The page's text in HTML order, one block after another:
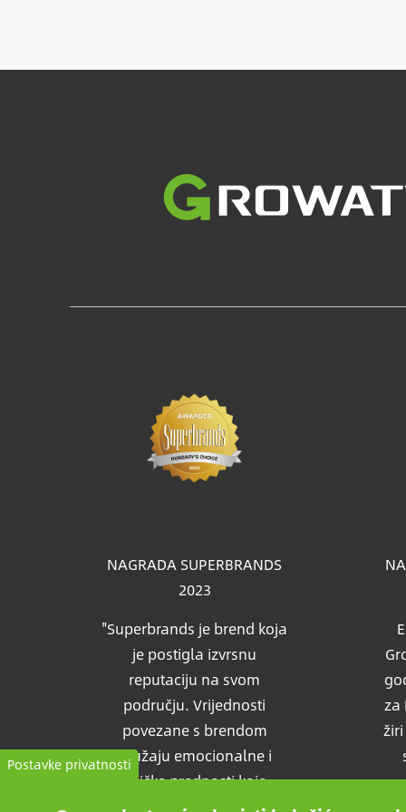
NAGRADA SUPERBRANDS
2023
"Superbrands je brend koja
je postigla izvrsnu
reputaciju na svom
području. Vrijednosti
povezane s brendom
pružaju emocionalne i
fizičke prednosti koje
pružaju očekivane podrške
za
Postavke privatnosti